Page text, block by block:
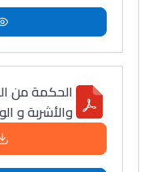
الحكمة من
والأشربة و